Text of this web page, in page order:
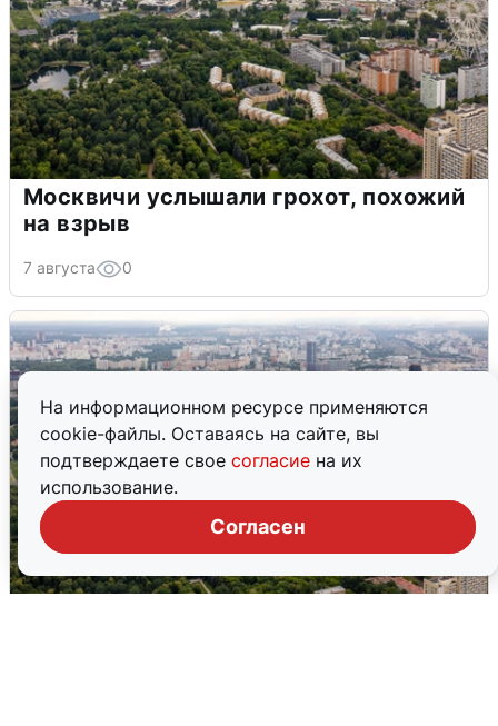
На информационном ресурсе применяются
cookie-файлы. Оставаясь на сайте, вы
подтверждаете свое согласие на их
использование.
Согласен
Москвичи услышали грохот, похожий
на взрыв
7 августа 0